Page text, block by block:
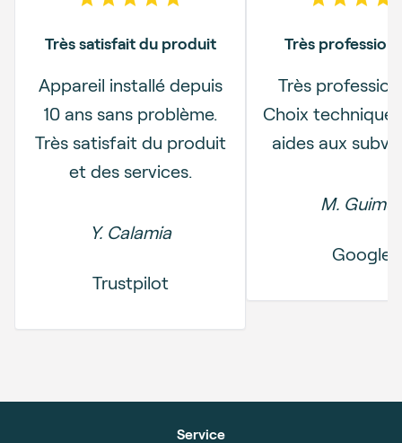
Précédent
5 out of 5 stars
Très satisfait du produit
Appareil installé depuis
10 ans sans problème.
Très satisfait du produit
et des services.
Y. Calamia
Trustpilot
5 out
Très
Très
Choix technique
aides aux
M. Guimet
Google
Service